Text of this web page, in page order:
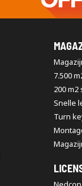
7.500
200
Snelle
Turn